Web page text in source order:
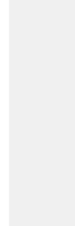
způsob, jak se